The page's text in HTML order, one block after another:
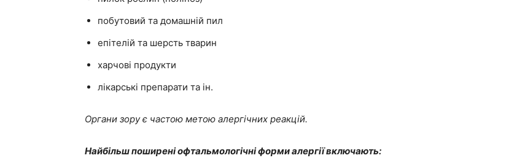
побутовий та домашній пил
епітелій та шерсть тварин
харчові продукти
лікарські препарати та ін.
Органи зору є частою метою алергічних реакцій.
Найбільш поширені офтальмологічні форми алергії включають: